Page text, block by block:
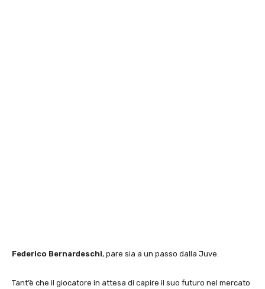
Federico Bernardeschi, pare sia a un passo dalla Juve.
Tant’è che il giocatore in attesa di capire il suo futuro nel mercato